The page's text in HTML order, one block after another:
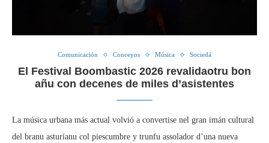
Comunicación Conceyos Música Sociedá
El Festival Boombastic 2026 revalidaotru bon
añu con decenes de miles d’asistentes
La música urbana más actual volvió a convertise nel gran imán cultural
del branu asturianu col piescumbre y trunfu assolador d’una nueva